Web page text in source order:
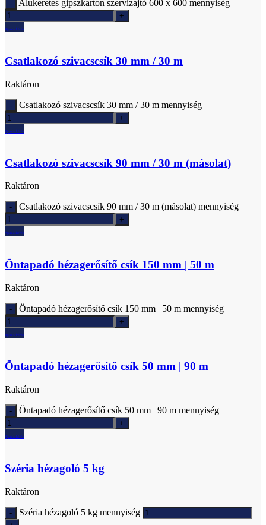
Alukeretes gipszkarton szervizajtó 600 x 600 mennyiség
Ajánlatkérés
Csatlakozó szivacscsík 30 mm / 30 m
Raktáron
Csatlakozó szivacscsík 30 mm / 30 m mennyiség
Ajánlatkérés
Csatlakozó szivacscsík 90 mm / 30 m (másolat)
Raktáron
Csatlakozó szivacscsík 90 mm / 30 m (másolat) mennyiség
Ajánlatkérés
Öntapadó hézagerősítő csík 150 mm | 50 m
Raktáron
Öntapadó hézagerősítő csík 150 mm | 50 m mennyiség
Ajánlatkérés
Öntapadó hézagerősítő csík 50 mm | 90 m
Raktáron
Öntapadó hézagerősítő csík 50 mm | 90 m mennyiség
Ajánlatkérés
Széria hézagoló 5 kg
Raktáron
Széria hézagoló 5 kg mennyiség